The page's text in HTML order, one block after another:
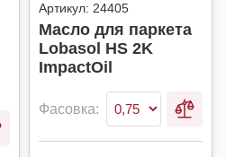
Артикул: 24405
Масло для паркета
Lobasol HS 2K
ImpactOil
Фасовка: